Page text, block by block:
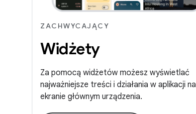
ZACHWYCAJĄCY
Widżety
Za pomocą widżetów możesz wyświetlać
najważniejsze treści i działania w aplikacji na
ekranie głównym urządzenia.